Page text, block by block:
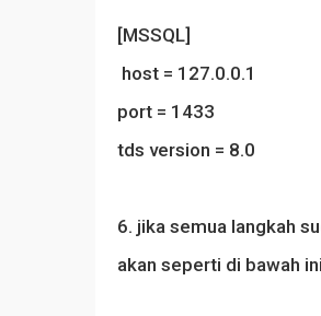
[MSSQL]
host = 127.0.0.1
port = 1433
tds version = 8.0
6. jika semua langkah
akan seperti di bawah